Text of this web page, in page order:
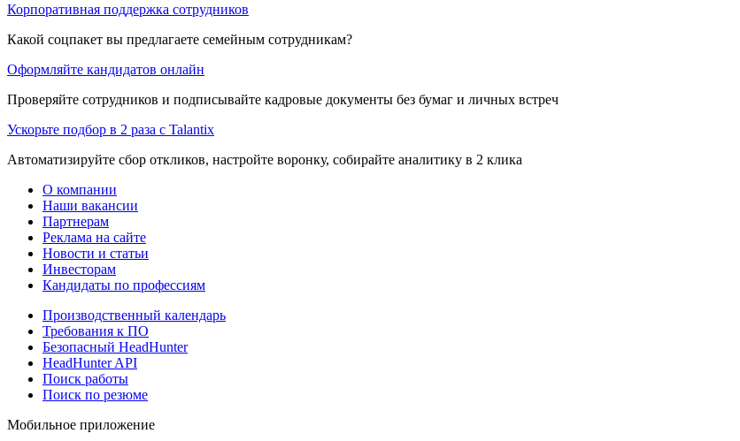
Корпоративная поддержка сотрудников
Какой соцпакет вы предлагаете семейным сотрудникам?
Оформляйте кандидатов онлайн
Проверяйте сотрудников и подписывайте кадровые документы без бумаг и личных встреч
Ускорьте подбор в 2 раза с Talantix
Автоматизируйте сбор откликов, настройте воронку, собирайте аналитику в 2 клика
О компании
Наши вакансии
Партнерам
Реклама на сайте
Новости и статьи
Инвесторам
Кандидаты по профессиям
Производственный календарь
Требования к ПО
Безопасный HeadHunter
HeadHunter API
Поиск работы
Поиск по резюме
Мобильное приложение